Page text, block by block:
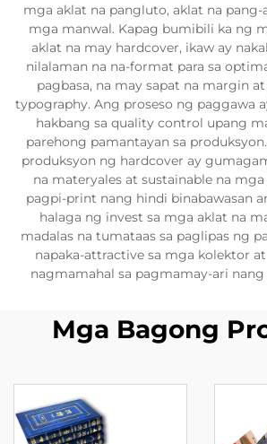
mga aklat na pangluto, aklat na pang-
mga manwal. Kapag bumibili ka ng
aklat na may hardcover, ikaw ay
nilalaman na na-format para sa
pagbasa, na may sapat na margin
typography. Ang proseso ng paggawa
hakbang sa quality control upang
parehong pamantayan sa
produksyon ng hardcover ay
na materyales at sustainable na
pagpi-print nang hindi binabawasan
halaga ng invest sa mga aklat na
madalas na tumataas sa paglipas ng
napaka-attractive sa mga kolektor
nagmamahal sa pagmamay-ari
Mga Bagong